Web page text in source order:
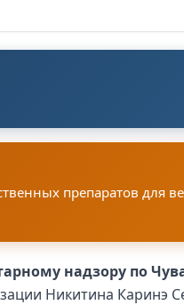
препаратов для
надзору по
Никитина Каринэ